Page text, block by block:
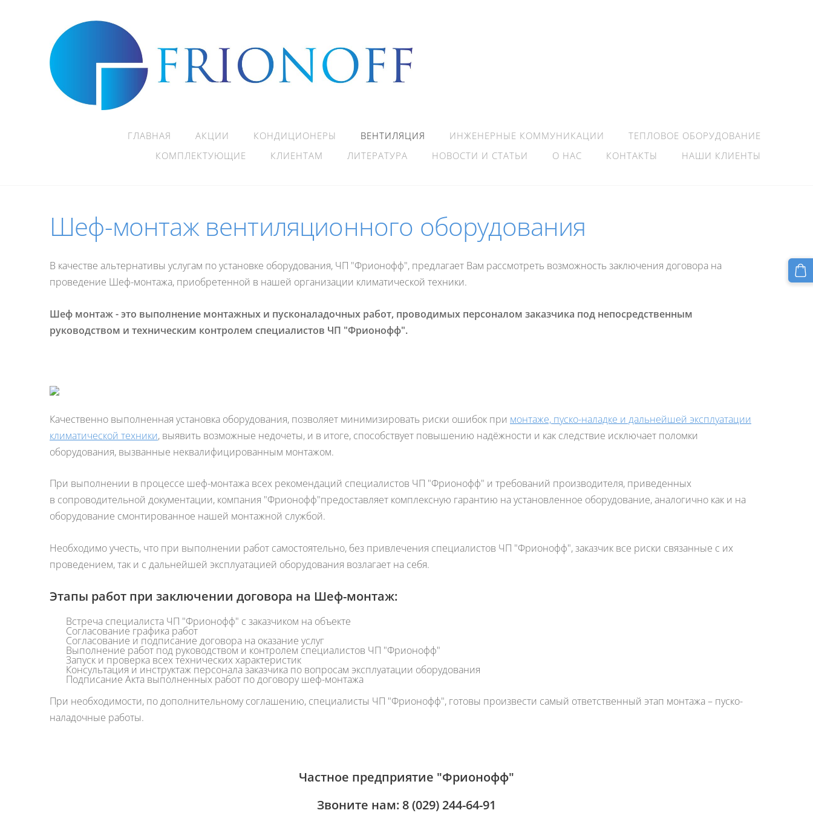
ГЛАВНАЯ АКЦИИ КОНДИЦИОНЕРЫ ВЕНТИЛЯЦИЯ ИНЖЕНЕРНЫЕ КОММУНИКАЦИИ
ТЕПЛОВОЕ ОБОРУДОВАНИЕ
КОМПЛЕКТУЮЩИЕ
КЛИЕНТАМ ЛИТЕРАТУРА НОВОСТИ И СТАТЬИ О НАС КОНТАКТЫ НАШИ КЛИЕНТЫ
Шеф-монтаж вентиляционного оборудования
В качестве альтернативы услугам по установке оборудования, ЧП "Фрионофф", предлагает Вам рассмотреть возможность заключения договора на
проведение Шеф-монтажа, приобретенной в нашей организации климатической техники.
Шеф монтаж - это выполнение монтажных и пусконаладочных работ, проводимых персоналом заказчика под непосредственным
руководством и техническим контролем специалистов ЧП "Фрионофф".
Качественно выполненная установка оборудования, позволяет минимизировать риски ошибок при монтаже, пуско-наладке и дальнейшей эксплуатации
климатической техники, выявить возможные недочеты, и в итоге, способствует повышению надёжности и как следствие исключает поломки
оборудования, вызванные неквалифицированным монтажом.
При выполнении в процессе шеф-монтажа всех рекомендаций специалистов ЧП "Фрионофф" и требований производителя, приведенных
в сопроводительной документации, компания "Фрионофф"предоставляет комплексную гарантию на установленное оборудование, аналогично как и на
оборудование смонтированное нашей монтажной службой.
Необходимо учесть, что при выполнении работ самостоятельно, без привлечения специалистов ЧП "Фрионофф", заказчик все риски связанные с их
проведением, так и с дальнейшей эксплуатацией оборудования возлагает на себя.
Этапы работ при заключении договора на Шеф-монтаж:
Встреча специалиста ЧП "Фрионофф" с заказчиком на объекте
Согласование графика работ
Согласование и подписание договора на оказание услуг
Выполнение работ под руководством и контролем специалистов ЧП "Фрионофф"
Запуск и проверка всех технических характеристик
Консультация и инструктаж персонала заказчика по вопросам эксплуатации оборудования
Подписание Акта выполненных работ по договору шеф-монтажа
При необходимости, по дополнительному соглашению, специалисты ЧП "Фрионофф", готовы произвести самый ответственный этап монтажа – пуско-
наладочные работы.
Частное предприятие "Фрионофф"
Звоните нам: 8 (029) 244-64-91